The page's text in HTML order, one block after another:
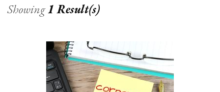
Showing1 Result(s)